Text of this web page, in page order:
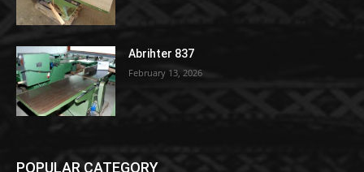
Abrihter 837
February 13, 2026
POPULAR CATEGORY